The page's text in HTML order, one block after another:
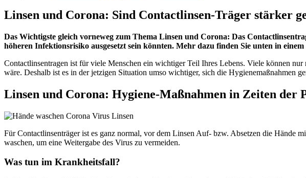
Linsen und Corona: Sind Contactlinsen-Träger stärker
Das Wichtigste gleich vorneweg zum Thema Linsen und Corona: Das
höheren Infektionsrisiko ausgesetzt sein könnten. Mehr dazu finden Sie unten in
Contactlinsentragen ist für viele Menschen ein wichtiger Teil Ihres Lebens. Viele können
wäre. Deshalb ist es in der jetzigen Situation umso wichtiger, sich die Hygienemaßnahmen
Linsen und Corona: Hygiene-Maßnahmen in Zeiten der
Für Contactlinsenträger ist es ganz normal, vor dem Linsen Auf- bzw. Absetzen die Hände
waschen, um eine Weitergabe des Virus zu vermeiden.
Was tun im Krankheitsfall?